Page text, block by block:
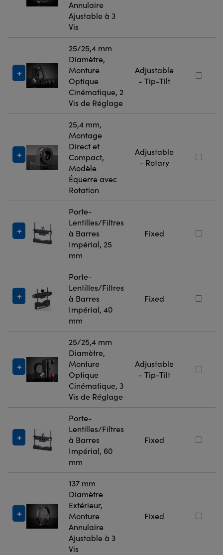
Annulaire
Ajustable à 3
Vis
25/25,4 mm
Diamètre,
Monture
Optique
Cinématique, 2
Vis de Réglage
Adjustable
- Tip-Tilt
25,4 mm,
Montage
Direct et
Compact,
Modèle
Équerre avec
Rotation
Adjustable
- Rotary
Porte-
Lentilles/Filtres
à Barres
Impérial, 25
mm
Fixed
Porte-
Lentilles/Filtres
à Barres
Impérial, 40
mm
Fixed
25/25,4 mm
Diamètre,
Monture
Optique
Cinématique, 3
Vis de Réglage
Adjustable
- Tip-Tilt
Porte-
Lentilles/Filtres
à Barres
Impérial, 60
mm
Fixed
137 mm
Diamètre
Extérieur,
Monture
Annulaire
Ajustable à 3
Vis
Fixed